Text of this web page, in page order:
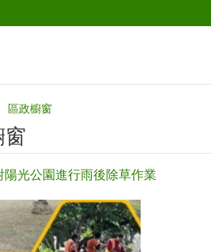
區政櫥窗
窗
陽光公園進行雨後除草作業